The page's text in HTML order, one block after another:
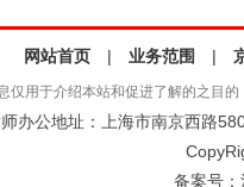
网站首页 | 业务范围 |
仅用于介绍本站和促进了解的之目
办公地址：上海市南京西路
备案号：